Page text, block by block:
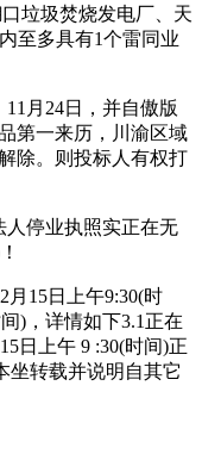
垃圾焚烧发电厂、天
至多具有1个雷同业
月24日，并自傲版
第一来历，川渝区域
除。则投标人有权打
停业执照实正在无
15日上午9:30(时
)，详情如下3.1正在
日上午 9 :30(时间)正
坐转载并说明自其它